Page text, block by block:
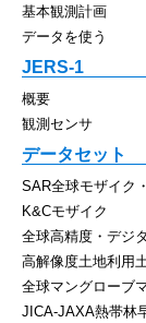
基本観測計画
データを使う
JERS-1
概要
観測センサ
データセット
SAR全球モザイク
K&Cモザイク
全球高精度・デジ
高解像度土地利用
全球マングローブ
JICA-JAXA熱帯林